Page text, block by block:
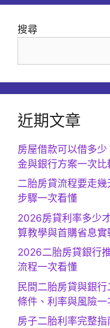
搜尋
近期文章
房屋借款可以借多
金與銀行方案一次比
二胎房貸流程要走
步驟一次看懂
2026房貸利率多少
算教學與首購省息實
2026二胎房貸銀行
流程一次看懂
民間二胎房貸與銀
條件、利率與風險一
房子二胎利率完整